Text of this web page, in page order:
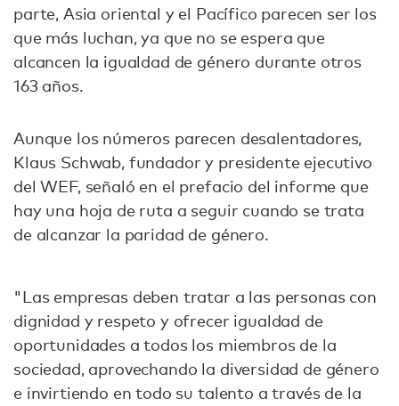
parte, Asia oriental y el Pacífico parecen ser los
que más luchan, ya que no se espera que
alcancen la igualdad de género durante otros
163 años.
Aunque los números parecen desalentadores,
Klaus Schwab, fundador y presidente ejecutivo
del WEF, señaló en el prefacio del informe que
hay una hoja de ruta a seguir cuando se trata
de alcanzar la paridad de género.
"Las empresas deben tratar a las personas con
dignidad y respeto y ofrecer igualdad de
oportunidades a todos los miembros de la
sociedad, aprovechando la diversidad de género
e invirtiendo en todo su talento a través de la